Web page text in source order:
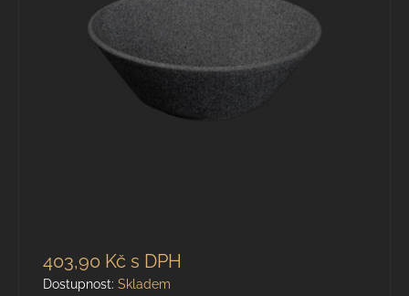
403,90 Kč s DPH
Dostupnost: Skladem